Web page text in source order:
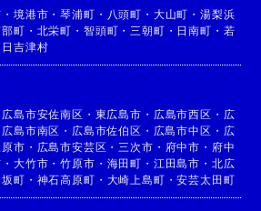
・境港市 ・琴浦町 ・ 八頭町 ・ 大山町 ・ 湯梨浜
町 ・ 北栄町 ・ 智頭町 ・ 三朝町 ・ 日南町 ・ 若
日吉津村
広島市安佐南区 ・ 東広島市 ・ 広島市西区 ・ 広
広島市南区 ・ 広島市佐伯区 ・ 広島市中区 ・ 広
原市 ・ 広島市安芸区 ・ 三次市 ・ 府中市 ・ 府中
・大竹市 ・竹原市 ・ 海田町 ・ 江田島市 ・ 北広
坂町 ・ 神石高原町 ・ 大崎上島町 ・安芸太田町